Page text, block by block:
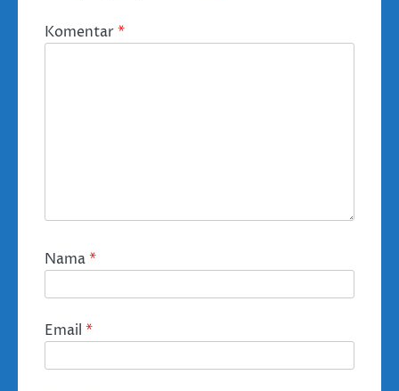
Komentar*
Nama*
Email *